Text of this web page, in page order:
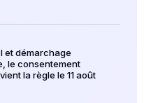
et démarchage
le consentement
la règle le 11 août